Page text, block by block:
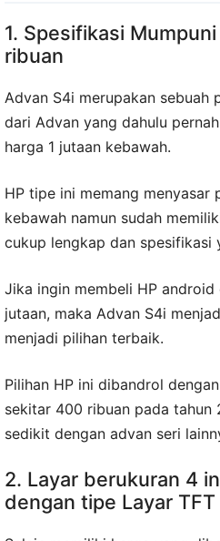
1. Spesifikasi
ribuan
Advan S4i merupakan sebuah
dari Advan yang dahulu
harga 1 jutaan kebawah.
HP tipe ini memang menyasar
kebawah namun sudah
cukup lengkap dan spesifikasi
Jika ingin membeli HP android
jutaan, maka Advan S4i
menjadi pilihan terbaik.
Pilihan HP ini dibandrol
sekitar 400 ribuan pada tahun
sedikit dengan advan seri
2. Layar berukuran 4
dengan tipe Layar